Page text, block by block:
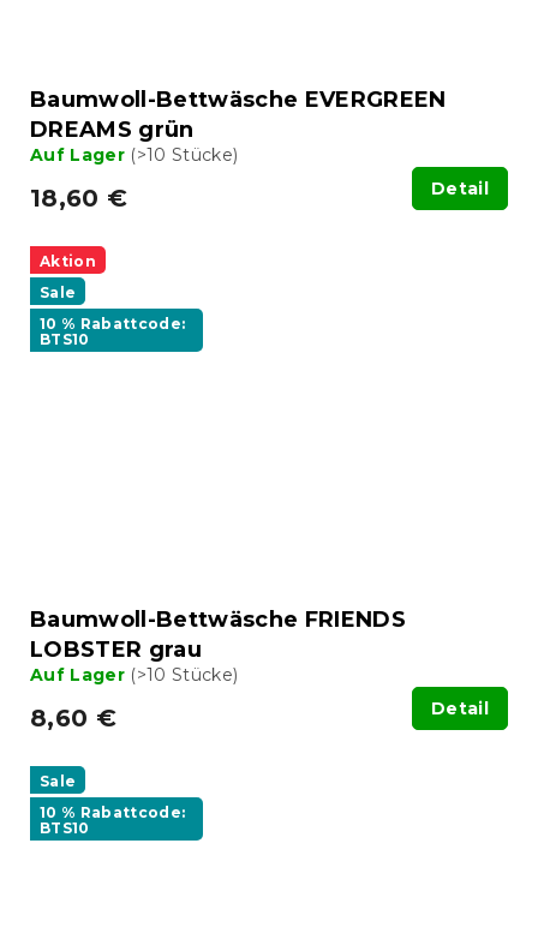
Baumwoll-Bettwäsche EVERGREEN
DREAMS grün
Auf Lager (>10 Stücke)
18,60 € Detail
Aktion
Sale
10 % Rabattcode:
BTS10
Baumwoll-Bettwäsche FRIENDS
LOBSTER grau
Auf Lager (>10 Stücke)
8,60 € Detail
Sale
10 % Rabattcode:
BTS10